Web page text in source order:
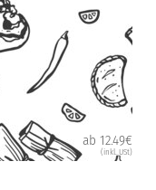
ab 12.49€
(inkl. USt)